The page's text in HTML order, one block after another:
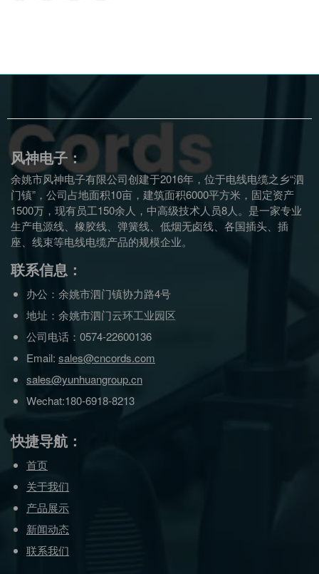
风神电子：
余姚市风神电子有限公司创建于2016年，位于电线电缆之乡“泗
门镇”，公司占地面积10亩，建筑面积6000平方米，固定资产
1500万，现有员工150余人，中高级技术人员8人。是一家专业
生产电源线、橡胶线、弹簧线、低烟无卤线、各国插头、插
座、线束等电线电缆产品的规模企业。
联系信息：
办公：余姚市泗门镇协力路4号
地址：余姚市泗门云环工业园区
公司电话：0574-22600136
Email: sales@cncords.com
sales@yunhuangroup.cn
Wechat:180-6918-8213
快捷导航：
首页
关于我们
产品展示
新闻动态
联系我们